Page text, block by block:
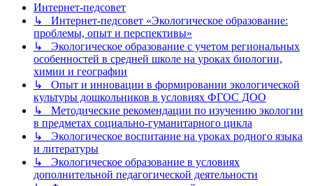
Интернет-педсовет
↳ Интернет-педсовет «Экологическое образование:
проблемы, опыт и перспективы»
↳ Экологическое образование с учетом региональных
особенностей в средней школе на уроках биологии,
химии и географии
↳ Опыт и инновации в формировании экологической
культуры дошкольников в условиях ФГОС ДОО
↳ Методические рекомендации по изучению экологии
в предметах социально-гуманитарного цикла
↳ Экологическое воспитание на уроках родного языка
и литературы
↳ Экологическое образование в условиях
дополнительной педагогической деятельности